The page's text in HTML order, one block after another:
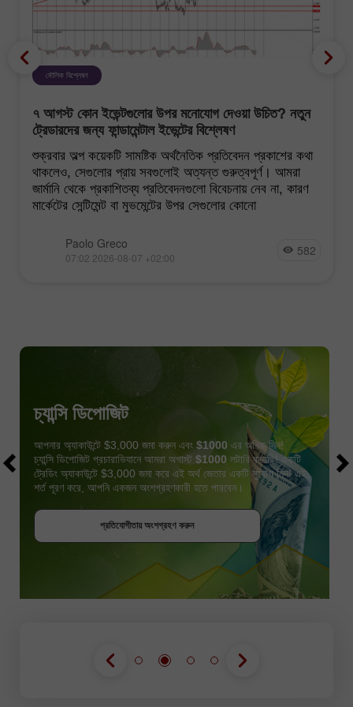
মৌলিক বিশ্লেষণ
৭ আগস্ট কোন ইভেন্টগুলোর উপর মনোযোগ দেওয়া উচিত? নতুন
ট্রেডারদের জন্য ফান্ডামেন্টাল ইভেন্টের বিশ্লেষণ
শুক্রবার অল্প কয়েকটি সামষ্টিক অর্থনৈতিক প্রতিবেদন প্রকাশের কথা
থাকলেও, সেগুলোর প্রায় সবগুলোই অত্যন্ত গুরুত্বপূর্ণ। আমরা
জার্মানি থেকে প্রকাশিতব্য প্রতিবেদনগুলো বিবেচনায় নেব না, কারণ
মার্কেটের সেন্টিমেন্ট বা মুভমেন্টের উপর সেগুলোর কোনো
Paolo Greco
07:02 2026-08-07 +02:00 582
প্রতিযোগীতায় অংশগ্রহণ করুন
চ্যান্সি ডিপোজিট
আপনার অ্যাকাউন্টে $3,000 জমা করুন এবং $1000 এর অধিক নিন!
চ্যান্সি ডিপোজিট প্রচারাভিযানে আমরা অগাস্ট $1000 লটারি করেছি! একটি
ট্রেডিং অ্যাকাউন্টে $3,000 জমা করে এই অর্থ জেতার একটি সুযোগ নিন! এই
শর্ত পূরণ করে, আপনি একজন অংশগ্রহণকারী হতে পারবেন।
প্রতিযোগীতায় অংশগ্রহণ করুন
প্রতিযোগীতায় অংশগ্রহণ করুন